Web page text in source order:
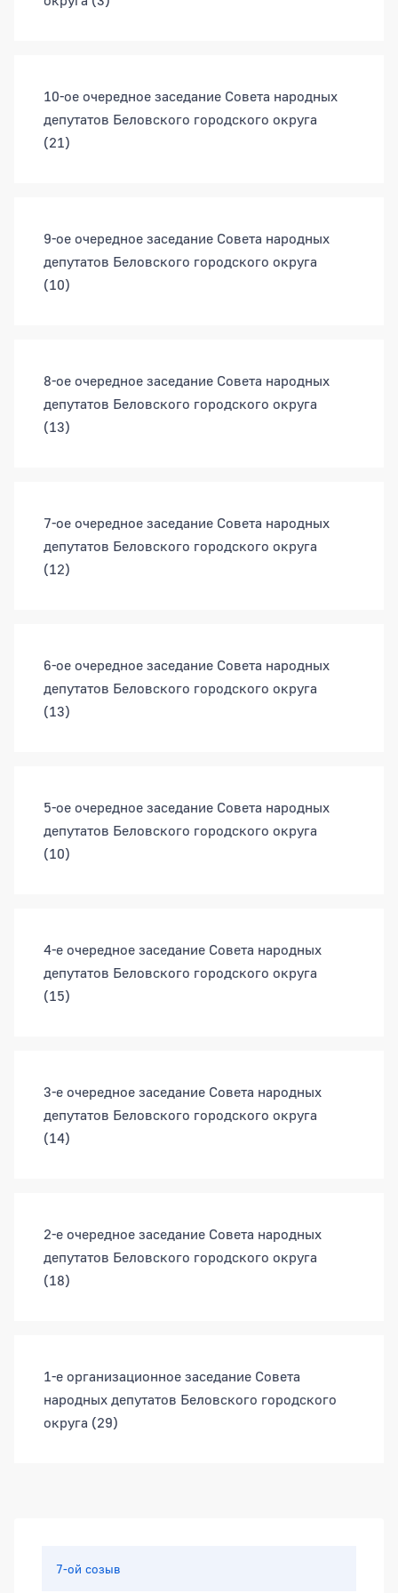
10-ое очередное заседание Совета народных
депутатов Беловского городского округа
(21)
9-ое очередное заседание Совета народных
депутатов Беловского городского округа
(10)
8-ое очередное заседание Совета народных
депутатов Беловского городского округа
(13)
7-ое очередное заседание Совета народных
депутатов Беловского городского округа
(12)
6-ое очередное заседание Совета народных
депутатов Беловского городского округа
(13)
5-ое очередное заседание Совета народных
депутатов Беловского городского округа
(10)
4-е очередное заседание Совета народных
депутатов Беловского городского округа
(15)
3-е очередное заседание Совета народных
депутатов Беловского городского округа
(14)
2-е очередное заседание Совета народных
депутатов Беловского городского округа
(18)
1-е организационное заседание Совета
народных депутатов Беловского городского
округа (29)
7-ой созыв